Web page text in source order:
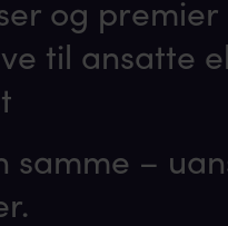
og premier
til ansatte
samme –